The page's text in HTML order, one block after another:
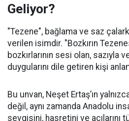
Geliyor?
"Tezene", bağlama ve saz
verilen isimdir. "Bozkırın
bozkırlarının sesi olan, sazıyla
duygularını dile getiren kişi
Bu unvan, Neşet Ertaş’ın
değil, aynı zamanda Anadolu
sevgisini, hasretini ve acılarını